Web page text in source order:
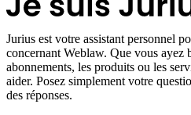
Jurius est votre assistant personnel
concernant Weblaw. Que vous ayez
abonnements, les produits ou les
aider. Posez simplement votre
des réponses.